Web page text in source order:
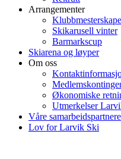
Arrangementer
Skikarusell vinter
Barmarkscup
Skiarena og løyper
Om oss
Økonomiske
Utmerkelser
Våre samarbeidspartnere
Lov for Larvik Ski